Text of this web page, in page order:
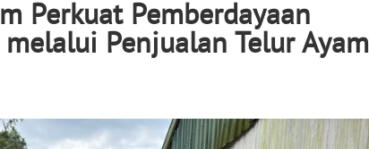
Perkuat Pemberdayaan
Penjualan Telur Ayam